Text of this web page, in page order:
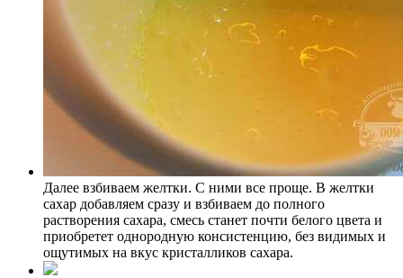
Далее взбиваем желтки. С ними все проще. В желтки
сахар добавляем сразу и взбиваем до полного
растворения сахара, смесь станет почти белого цвета и
приобретет однородную консистенцию, без видимых и
ощутимых на вкус кристалликов сахара.